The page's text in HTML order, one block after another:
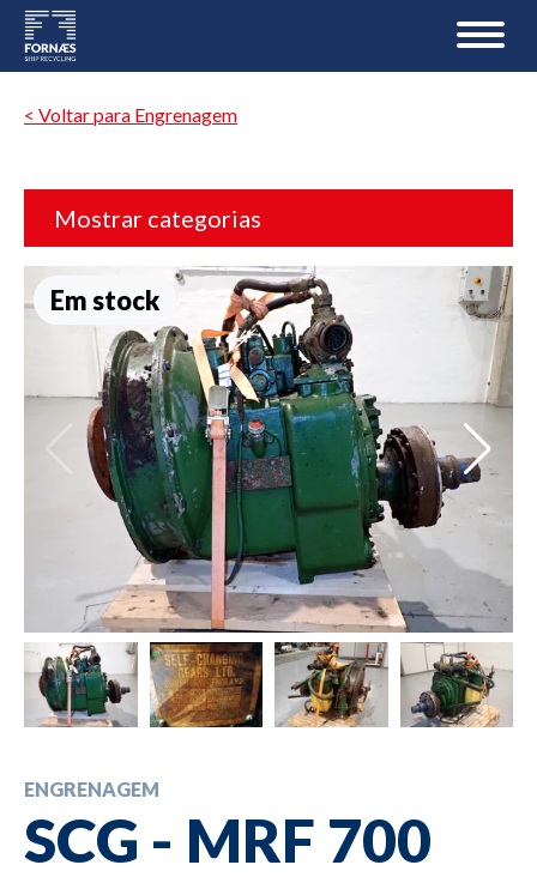
< Voltar para Engrenagem
Mostrar categorias
Em stock
ENGRENAGEM
SCG - MRF 700